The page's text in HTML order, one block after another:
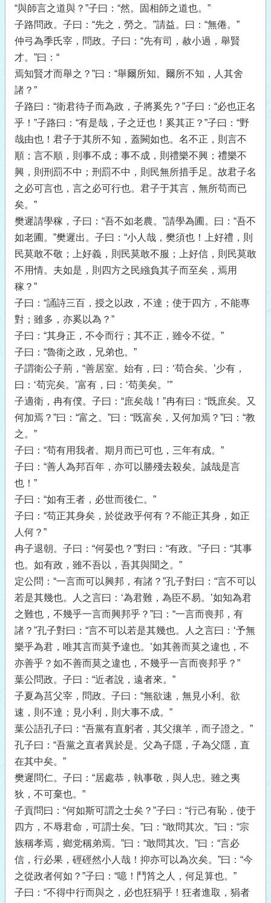
“與師言之道與？”子曰：“然。固相師之道也。”
子路問政。子曰：“先之，勞之。”請益。曰：“無倦。”
仲弓為季氏宰，問政。子曰：“先有司，赦小過，舉賢
才。”曰：“
焉知賢才而舉之？”曰：“舉爾所知。爾所不知，人其舍
諸？”
子路曰：“衛君待子而為政，子將奚先？”子曰：“必也正名
乎！”子路曰：“有是哉，子之迂也！奚其正？”子曰：“野
哉由也！君子于其所不知，蓋闕如也。名不正，則言不
順；言不順，則事不成；事不成，則禮樂不興；禮樂不
興，則刑罰不中；刑罰不中，則民無所措手足。故君子名
之必可言也，言之必可行也。君子于其言，無所苟而已
矣。”
樊遲請學稼，子曰：“吾不如老農。”請學為圃。曰：“吾不
如老圃。”樊遲出。子曰：“小人哉，樊須也！上好禮，則
民莫敢不敬；上好義，則民莫敢不服；上好信，則民莫敢
不用情。夫如是，則四方之民繈負其子而至矣，焉用
稼？”
子曰：“誦詩三百，授之以政，不達；使于四方，不能專
對；雖多，亦奚以為？”
子曰：“其身正，不令而行；其不正，雖令不從。”
子曰：“魯衛之政，兄弟也。”
子謂衛公子荊，“善居室。始有，曰：‘苟合矣。’少有，
曰：‘苟完矣。’富有，曰：‘苟美矣。’”
子適衛，冉有僕。子曰：“庶矣哉！”冉有曰：“既庶矣。又
何加焉？”曰：“富之。”曰：“既富矣，又何加焉？”曰：“教
之。”
子曰：“苟有用我者。期月而已可也，三年有成。”
子曰：“善人為邦百年，亦可以勝殘去殺矣。誠哉是言
也！”
子曰：“如有王者，必世而後仁。”
子曰：“苟正其身矣，於從政乎何有？不能正其身，如正
人何？”
冉子退朝。子曰：“何晏也？”對曰：“有政。”子曰：“其事
也。如有政，雖不吾以，吾其與聞之。”
定公問：“一言而可以興邦，有諸？”孔子對曰：“言不可以
若是其幾也。人之言曰：‘為君難，為臣不易。’如知為君
之難也，不幾乎一言而興邦乎？”曰：“一言而喪邦，有
諸？”孔子對曰：“言不可以若是其幾也。人之言曰：‘予無
樂乎為君，唯其言而莫予違也。’如其善而莫之違也，不
亦善乎？如不善而莫之違也，不幾乎一言而喪邦乎？”
葉公問政。子曰：“近者說，遠者來。”
子夏為莒父宰，問政。子曰：“無欲速，無見小利。欲
速，則不達；見小利，則大事不成。”
葉公語孔子曰：“吾黨有直躬者，其父攘羊，而子證之。”
孔子曰：“吾黨之直者異於是。父為子隱，子為父隱，直
在其中矣。”
樊遲問仁。子曰：“居處恭，執事敬，與人忠。雖之夷
狄，不可棄也。”
子貢問曰：“何如斯可謂之士矣？”子曰：“行己有恥，使于
四方，不辱君命，可謂士矣。”曰：“敢問其次。”曰：“宗
族稱孝焉，鄉党稱弟焉。”曰：“敢問其次。”曰：“言必
信，行必果，硜硜然小人哉！抑亦可以為次矣。”曰：“今
之從政者何如？”子曰：“噫！鬥筲之人，何足算也。”
子曰：“不得中行而與之，必也狂狷乎！狂者進取，狷者